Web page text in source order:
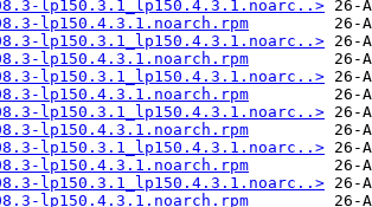
lp150.3.1_lp150.4.3.1.noarc..>
lp150.4.3.1.noarch.rpm
lp150.3.1_lp150.4.3.1.noarc..>
lp150.4.3.1.noarch.rpm
lp150.3.1_lp150.4.3.1.noarc..>
lp150.4.3.1.noarch.rpm
lp150.3.1_lp150.4.3.1.noarc..>
lp150.4.3.1.noarch.rpm
lp150.3.1_lp150.4.3.1.noarc..>
lp150.4.3.1.noarch.rpm
lp150.3.1_lp150.4.3.1.noarc..>
lp150.4.3.1.noarch.rpm